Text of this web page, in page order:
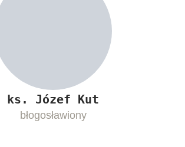
ks. Józef Kut
błogosławiony